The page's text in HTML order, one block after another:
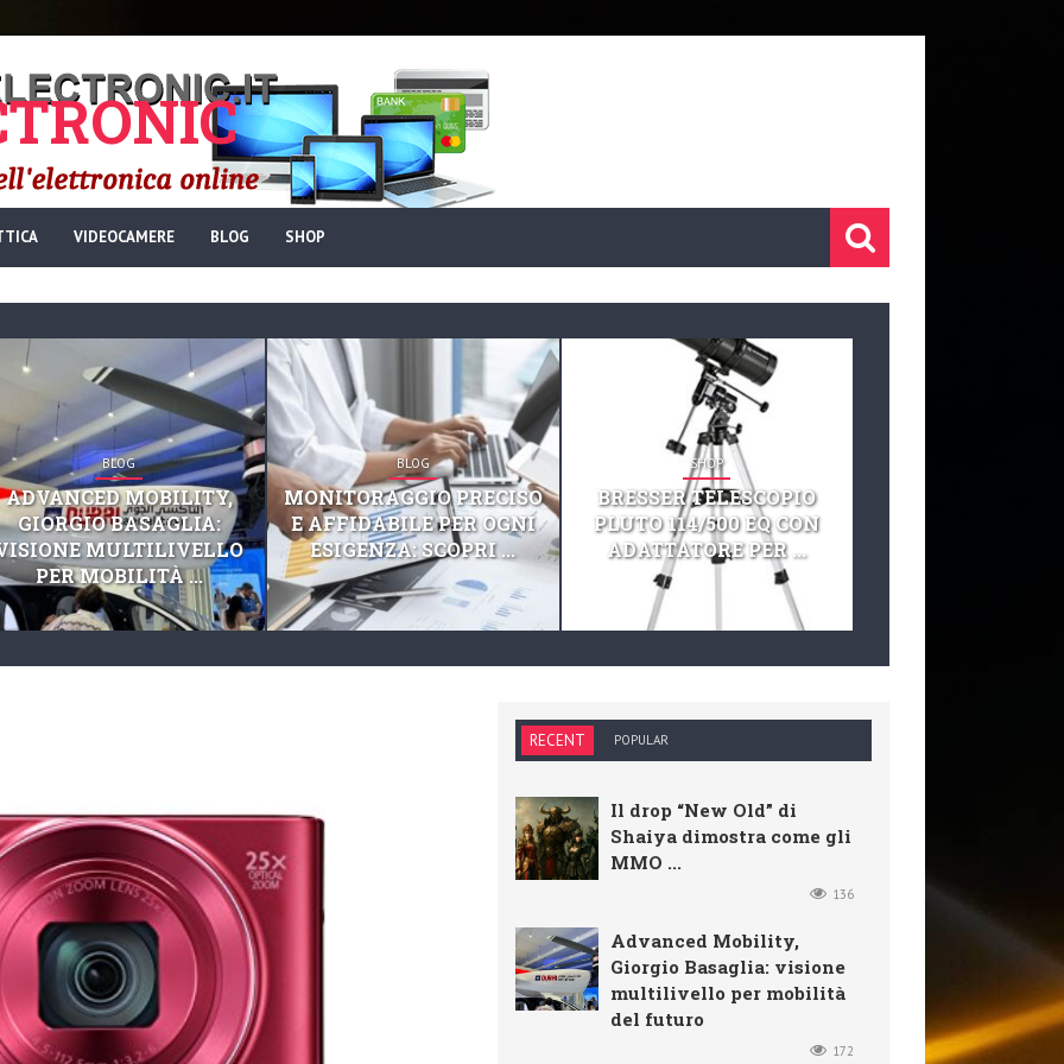
VIDEOCAMERE BLOG SHOP
BLOG
ADVANCED MOBILITY,
GIORGIO BASAGLIA:
MULTILIVELLO
PER MOBILITÀ ...
BLOG
MONITORAGGIO PRECISO
E AFFIDABILE PER OGNI
ESIGENZA: SCOPRI ...
SHOP
BRESSER TELESCOPIO
PLUTO 114/500 EQ CON
ADATTATORE PER ...
RECENT POPULAR
Il drop “New Old” di
Shaiya dimostra come gli
MMO ...
136
Advanced Mobility,
Giorgio Basaglia: visione
multilivello per mobilità
del futuro
172